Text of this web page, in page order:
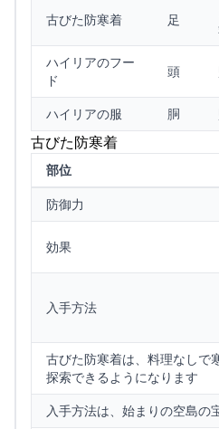
古びた防寒着 足
ハイリアのフー
ド
頭
ハイリアの服 胴
古びた防寒着
部位
防御力
効果
入手方法
古びた防寒着は、料理なしで
探索できるようになります
入手方法は、始まりの空島の